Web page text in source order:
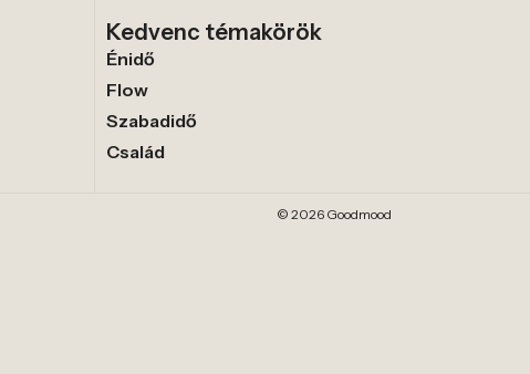
Kedvenc témakörök
Énidő
Flow
Szabadidő
Család
© 2026 Goodmood